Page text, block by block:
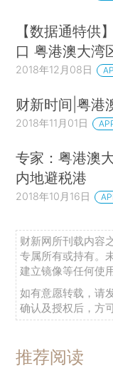
【数据通特供
口 粤港澳大湾
2018年12月08日
财新时间|粤港
2018年11月01日
专家：粤港澳
内地避税港
2018年10月16日
财新网所刊载内容
专属所有或持有。
建立镜像等任何使用
如有意愿转载，请
确认及授权后，方
推荐阅读